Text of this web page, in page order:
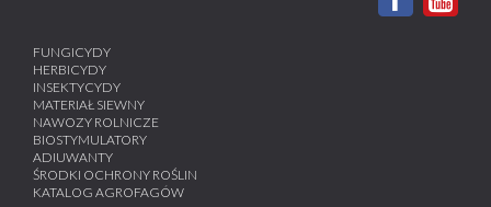
FUNGICYDY
HERBICYDY
INSEKTYCYDY
MATERIAŁ SIEWNY
NAWOZY ROLNICZE
BIOSTYMULATORY
ADIUWANTY
ŚRODKI OCHRONY ROŚLIN
KATALOG AGROFAGÓW